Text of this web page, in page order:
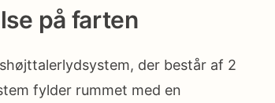
på farten
der består af 2
fylder rummet med en